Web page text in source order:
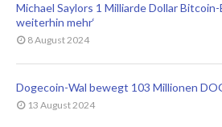
Michael Saylors 1 Milliarde Dollar
weiterhin mehr‘
8 August 2024
Dogecoin-Wal bewegt 103 Millionen
13 August 2024